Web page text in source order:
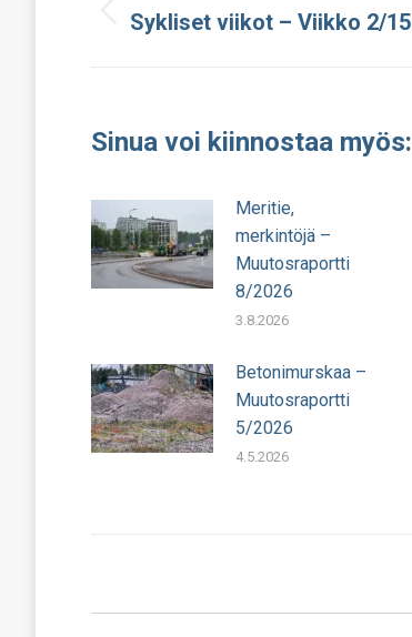
navigation
Edellinen
Sykliset viikot – Viikko 2/15
Sinua voi kiinnostaa myös:
Meritie,
merkintöjä –
Muutosraportti
8/2026
3.8.2026
Betonimurskaa –
Muutosraportti
5/2026
4.5.2026